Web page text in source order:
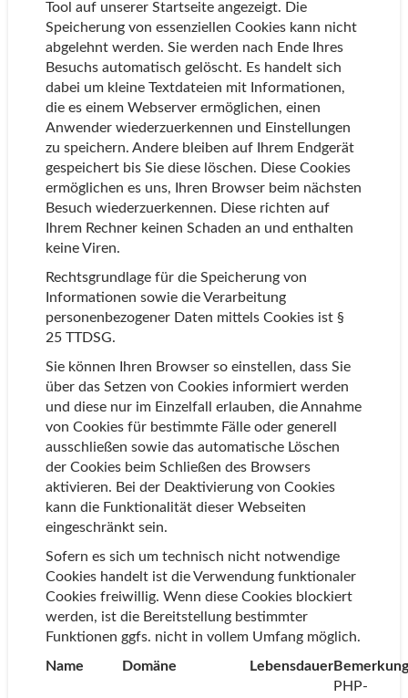
Tool auf unserer Startseite angezeigt. Die
Speicherung von essenziellen Cookies kann nicht
abgelehnt werden. Sie werden nach Ende Ihres
Besuchs automatisch gelöscht. Es handelt sich
dabei um kleine Textdateien mit Informationen,
die es einem Webserver ermöglichen, einen
Anwender wiederzuerkennen und Einstellungen
zu speichern. Andere bleiben auf Ihrem Endgerät
gespeichert bis Sie diese löschen. Diese Cookies
ermöglichen es uns, Ihren Browser beim nächsten
Besuch wiederzuerkennen. Diese richten auf
Ihrem Rechner keinen Schaden an und enthalten
keine Viren.
Rechtsgrundlage für die Speicherung von
Informationen sowie die Verarbeitung
personenbezogener Daten mittels Cookies ist §
25 TTDSG.
Sie können Ihren Browser so einstellen, dass Sie
über das Setzen von Cookies informiert werden
und diese nur im Einzelfall erlauben, die Annahme
von Cookies für bestimmte Fälle oder generell
ausschließen sowie das automatische Löschen
der Cookies beim Schließen des Browsers
aktivieren. Bei der Deaktivierung von Cookies
kann die Funktionalität dieser Webseiten
eingeschränkt sein.
Sofern es sich um technisch nicht notwendige
Cookies handelt ist die Verwendung funktionaler
Cookies freiwillig. Wenn diese Cookies blockiert
werden, ist die Bereitstellung bestimmter
Funktionen ggfs. nicht in vollem Umfang möglich.
Name
Domäne Lebensdauer
PHP-